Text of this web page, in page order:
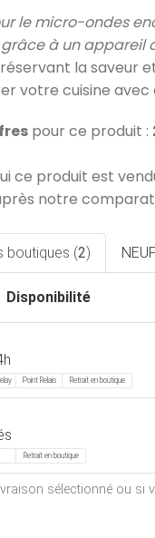
le micro-ondes
à un appareil
la saveur
votre cuisine
pour ce produit :
ce produit est
notre
boutiques (2)
Disponibilité
Point Relais Retrait en boutique
Retrait en boutique
sélectionné ou